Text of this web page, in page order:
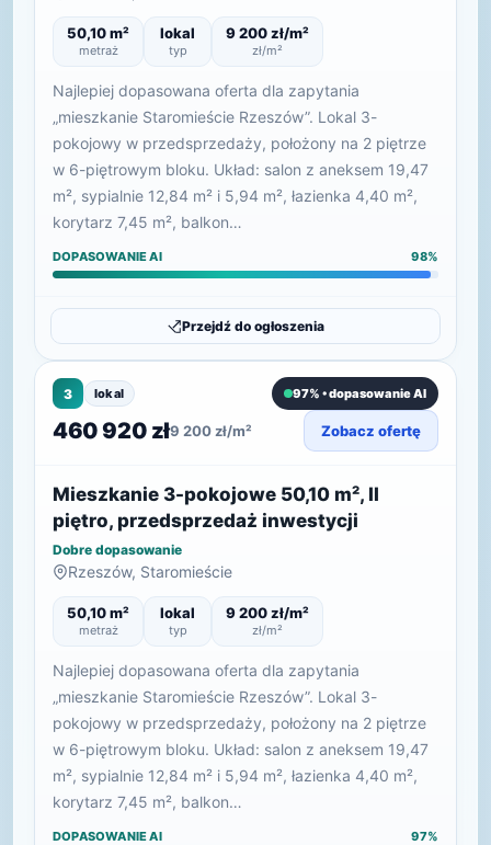
50,10 m²
metraż
lokal
typ
9 200 zł/m²
zł/m²
Najlepiej dopasowana oferta dla zapytania
„mieszkanie Staromieście Rzeszów”. Lokal 3-
pokojowy w przedsprzedaży, położony na 2 piętrze
w 6-piętrowym bloku. Układ: salon z aneksem 19,47
m², sypialnie 12,84 m² i 5,94 m², łazienka 4,40 m²,
korytarz 7,45 m², balkon…
DOPASOWANIE AI 98%
Przejdź do ogłoszenia
3 lokal 97% • dopasowanie AI
460 920 zł9 200 zł/m² Zobacz ofertę
Mieszkanie 3-pokojowe 50,10 m², II
piętro, przedsprzedaż inwestycji
Dobre dopasowanie
Rzeszów, Staromieście
50,10 m²
metraż
lokal
typ
9 200 zł/m²
zł/m²
Najlepiej dopasowana oferta dla zapytania
„mieszkanie Staromieście Rzeszów”. Lokal 3-
pokojowy w przedsprzedaży, położony na 2 piętrze
w 6-piętrowym bloku. Układ: salon z aneksem 19,47
m², sypialnie 12,84 m² i 5,94 m², łazienka 4,40 m²,
korytarz 7,45 m², balkon…
DOPASOWANIE AI 97%